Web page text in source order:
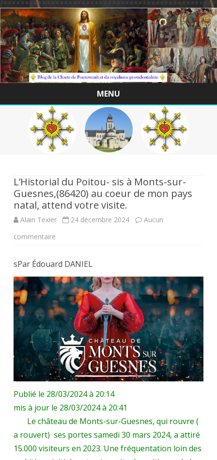
/
MENU
Skip
to
content
L’Historial du Poitou- sis à Monts-sur-
Guesnes,(86420) au coeur de mon pays
natal, attend votre visite.
Alain Texier 24 décembre 2024
Aucun
commentaire
du
Poitou-
sis
à
Monts-
sur-
Guesnes,
(86420)
au
coeur
de
mon
sPar Édouard DANIEL
Publié le 28/03/2024 à 20:14
mis à jour le 28/03/2024 à 20:41
Le château de Monts-sur-Guesnes, qui rouvre (
a rouvert) ses portes samedi 30 mars 2024, a attiré
15.000 visiteurs en 2023. Une fréquentation loin des